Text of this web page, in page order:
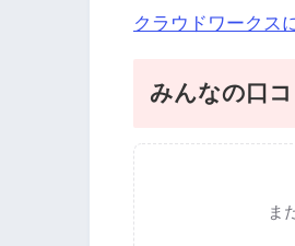
クラウドワークス
みんなの口コ
ま